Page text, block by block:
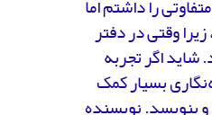
را داشتم اما
وقتی در دفتر
شاید اگر تجربه
بسیار کمک
بنویسد. نویسنده